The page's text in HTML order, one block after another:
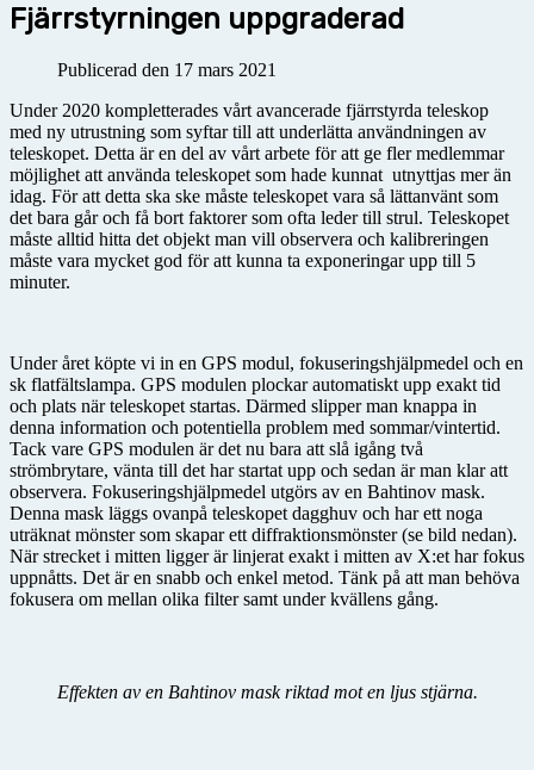
Fjärrstyrningen uppgraderad
Publicerad den 17 mars 2021
Under 2020 kompletterades vårt avancerade fjärrstyrda teleskop
med ny utrustning som syftar till att underlätta användningen av
teleskopet. Detta är en del av vårt arbete för att ge fler medlemmar
möjlighet att använda teleskopet som hade kunnat utnyttjas mer än
idag. För att detta ska ske måste teleskopet vara så lättanvänt som
det bara går och få bort faktorer som ofta leder till strul. Teleskopet
måste alltid hitta det objekt man vill observera och kalibreringen
måste vara mycket god för att kunna ta exponeringar upp till 5
minuter.
Under året köpte vi in en GPS modul, fokuseringshjälpmedel och en
sk flatfältslampa. GPS modulen plockar automatiskt upp exakt tid
och plats när teleskopet startas. Därmed slipper man knappa in
denna information och potentiella problem med sommar/vintertid.
Tack vare GPS modulen är det nu bara att slå igång två
strömbrytare, vänta till det har startat upp och sedan är man klar att
observera. Fokuseringshjälpmedel utgörs av en Bahtinov mask.
Denna mask läggs ovanpå teleskopet dagghuv och har ett noga
uträknat mönster som skapar ett diffraktionsmönster (se bild nedan).
När strecket i mitten ligger är linjerat exakt i mitten av X:et har fokus
uppnåtts. Det är en snabb och enkel metod. Tänk på att man behöva
fokusera om mellan olika filter samt under kvällens gång.
Effekten av en Bahtinov mask riktad mot en ljus stjärna.